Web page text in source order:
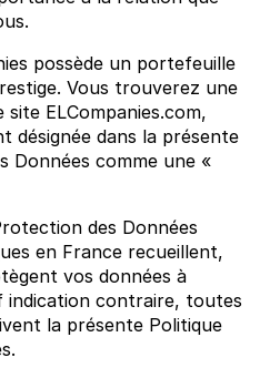
possède un portefeuille
Vous trouverez une
ELCompanies.com,
désignée dans la présente
Données comme une «
des Données
en France recueillent,
vos données à
indication contraire, toutes
la présente Politique